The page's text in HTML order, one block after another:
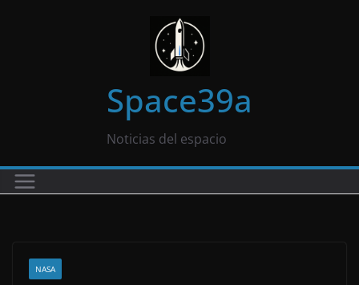
Space39a
Noticias del espacio
NASA